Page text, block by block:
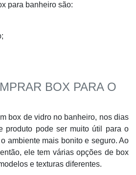
para banheiro são:
BOX PARA O
box de vidro no banheiro, nos dias
produto pode ser muito útil para o
ambiente mais bonito e seguro. Ao
ele tem várias opções de box
e texturas diferentes.